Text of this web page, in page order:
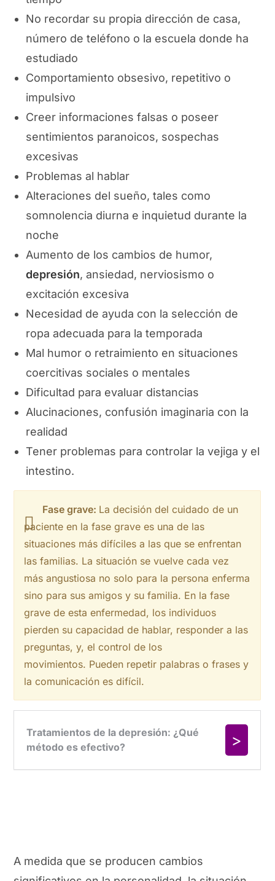
No recordar su propia dirección de casa,
número de teléfono o la escuela donde ha
estudiado
Comportamiento obsesivo, repetitivo o
impulsivo
Creer informaciones falsas o poseer
sentimientos paranoicos, sospechas
excesivas
Problemas al hablar
Alteraciones del sueño, tales como
somnolencia diurna e inquietud durante la
noche
Aumento de los cambios de humor,
depresión, ansiedad, nerviosismo o
excitación excesiva
Necesidad de ayuda con la selección de
ropa adecuada para la temporada
Mal humor o retraimiento en situaciones
coercitivas sociales o mentales
Dificultad para evaluar distancias
Alucinaciones, confusión imaginaria con la
realidad
Tener problemas para controlar la vejiga y el
intestino.
Fase grave: La decisión del cuidado de un
paciente en la fase grave es una de las
situaciones más difíciles a las que se enfrentan
las familias. La situación se vuelve cada vez
más angustiosa no solo para la persona enferma
sino para sus amigos y su familia. En la fase
grave de esta enfermedad, los individuos
pierden su capacidad de hablar, responder a las
preguntas, y, el control de los
movimientos. Pueden repetir palabras o frases y
la comunicación es difícil.
A medida que se producen cambios